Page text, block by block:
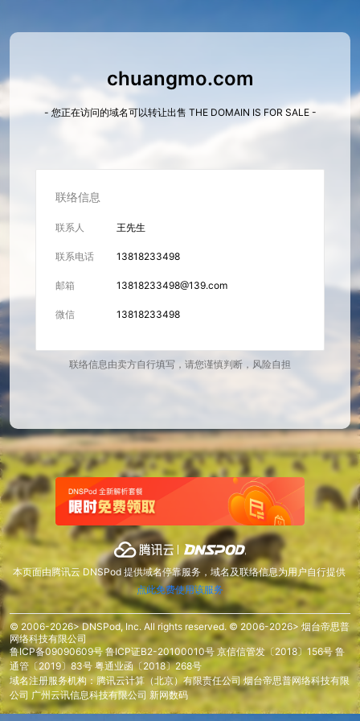
chuangmo.com
- 您正在访问的域名可以转让出售 THE DOMAIN IS FOR SALE -
联络信息
联系人 王先生
联系电话 13818233498
邮箱 13818233498@139.com
微信 13818233498
联络信息由卖方自行填写，请您谨慎判断，风险自担
本页面由腾讯云 DNSPod 提供域名停靠服务，域名及联络信息为用户自行提供
点此免费使用该服务
© 2006-2026> DNSPod, Inc. All rights reserved. © 2006-2026> 烟台帝思普
网络科技有限公司
鲁ICP备09090609号 鲁ICP证B2-20100010号 京信信管发〔2018〕156号 鲁
通管〔2019〕83号 粤通业函〔2018〕268号
域名注册服务机构：腾讯云计算（北京）有限责任公司 烟台帝思普网络科技有限
公司 广州云讯信息科技有限公司 新网数码